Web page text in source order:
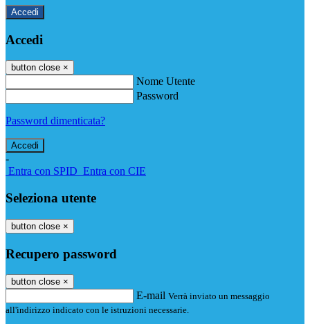
Accedi
Accedi
button close ×
Nome Utente
Password
Password dimenticata?
-
Entra con SPID Entra con CIE
Seleziona utente
button close ×
Recupero password
button close ×
E-mail Verrà inviato un messaggio
all'indirizzo indicato con le istruzioni necessarie.